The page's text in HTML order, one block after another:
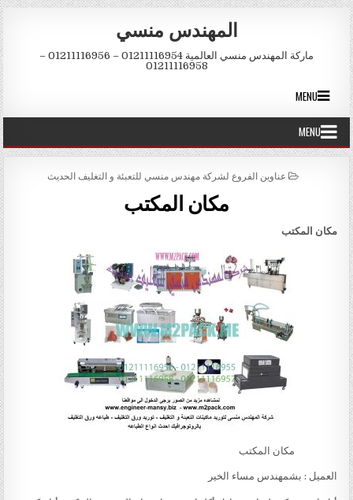
Skip to content
المهندس منسي
ماركة المهندس منسي العالمية 01211116954 – 01211116956 –
01211116958
MENU
MENU
POSTED IN
عناوين الفروع لشركة مهندس منسي للتعبئة و التغليف الحديث
مكان المكتب
مكان المكتب
مكان المكتب
العميل : بشمهندس مساء الخير